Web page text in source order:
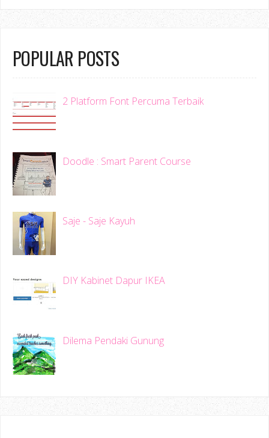
POPULAR POSTS
2 Platform Font Percuma Terbaik
Doodle : Smart Parent Course
Saje - Saje Kayuh
DIY Kabinet Dapur IKEA
Dilema Pendaki Gunung